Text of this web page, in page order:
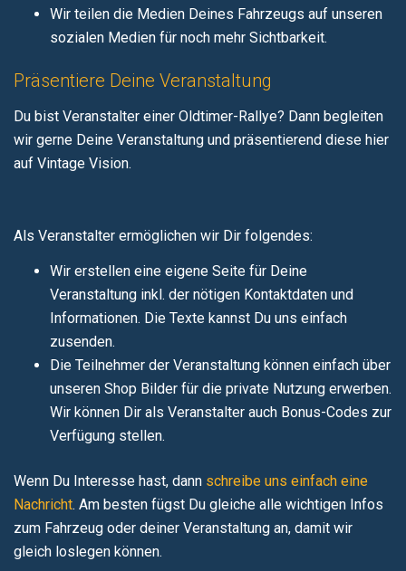
Wir teilen die Medien Deines Fahrzeugs auf unseren
sozialen Medien für noch mehr Sichtbarkeit.
Präsentiere Deine Veranstaltung
Du bist Veranstalter einer Oldtimer-Rallye? Dann begleiten
wir gerne Deine Veranstaltung und präsentierend diese hier
auf Vintage Vision.
Als Veranstalter ermöglichen wir Dir folgendes:
Wir erstellen eine eigene Seite für Deine
Veranstaltung inkl. der nötigen Kontaktdaten und
Informationen. Die Texte kannst Du uns einfach
zusenden.
Die Teilnehmer der Veranstaltung können einfach über
unseren Shop Bilder für die private Nutzung erwerben.
Wir können Dir als Veranstalter auch Bonus-Codes zur
Verfügung stellen.
Wenn Du Interesse hast, dann schreibe uns einfach eine
Nachricht. Am besten fügst Du gleiche alle wichtigen Infos
zum Fahrzeug oder deiner Veranstaltung an, damit wir
gleich loslegen können.